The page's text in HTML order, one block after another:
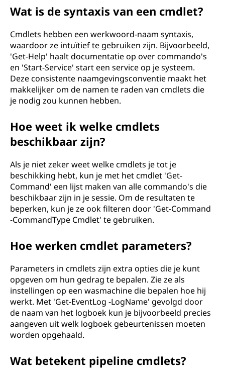
Wat is de syntaxis van een cmdlet?
Cmdlets hebben een werkwoord-naam syntaxis,
waardoor ze intuïtief te gebruiken zijn. Bijvoorbeeld,
'Get-Help' haalt documentatie op over commando's
en 'Start-Service' start een service op je systeem.
Deze consistente naamgevingsconventie maakt het
makkelijker om de namen te raden van cmdlets die
je nodig zou kunnen hebben.
Hoe weet ik welke cmdlets
beschikbaar zijn?
Als je niet zeker weet welke cmdlets je tot je
beschikking hebt, kun je met het cmdlet 'Get-
Command' een lijst maken van alle commando's die
beschikbaar zijn in je sessie. Om de resultaten te
beperken, kun je ze ook filteren door 'Get-Command
-CommandType Cmdlet' te gebruiken.
Hoe werken cmdlet parameters?
Parameters in cmdlets zijn extra opties die je kunt
opgeven om hun gedrag te bepalen. Zie ze als
instellingen op een wasmachine die bepalen hoe hij
werkt. Met 'Get-EventLog -LogName' gevolgd door
de naam van het logboek kun je bijvoorbeeld precies
aangeven uit welk logboek gebeurtenissen moeten
worden opgehaald.
Wat betekent pipeline cmdlets?